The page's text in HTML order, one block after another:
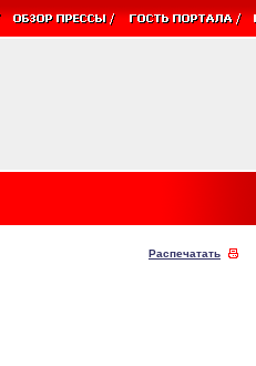
Распечатать